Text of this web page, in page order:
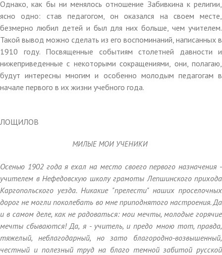
Однако, как бы ни менялось отношение Забивкина к религии,
ясно одно: став педагогом, он оказался на своем месте,
безмерно любил детей и был для них больше, чем учителем.
Такой вывод можно сделать из его воспоминаний, написанных в
1910 году. Посвященные событиям столетней давности и
нижеприведенные с некоторыми сокращениями, они, полагаю,
будут интересны многим и особенно молодым педагогам в
начале первого в их жизни учебного года.
ЛОЩИЛОВ
МИЛЫЕ МОИ УЧЕНИКИ
Осенью 1902 года я ехал на место своего первого назначения -
учителем в Нефедовскую школу грамоты Лепшинского прихода
Каргопольского уезда. Никакие "прелести" наших проселочных
дорог не могли поколебать во мне приподнятого настроения. Да
и в самом деле, как не радоваться: мои мечты, молодые горячие
мечты сбываются! Да, я - учитель, и предо мною тот, правда,
тяжелый, неблагодарный, но зато благородно-возвышенный,
честный и полезный труд на благо темной забитой русской